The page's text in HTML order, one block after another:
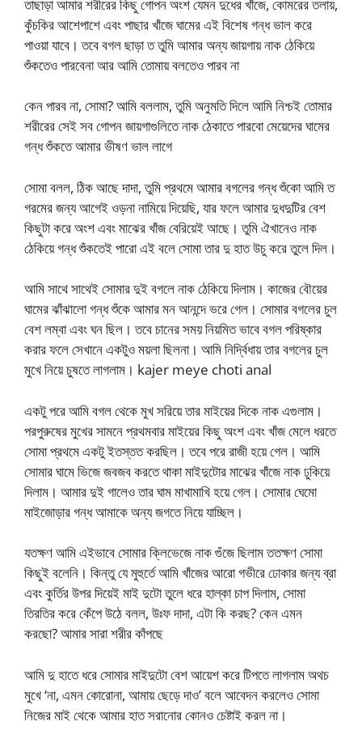
তাছাড়া আমার শরীরের কিছু গোপন অংশ যেমন দুধের খাঁজে, কোমরের তলায়,
কুঁচকির আশেপাশে এবং পাছার খাঁজে ঘামের এই বিশেষ গন্ধ ভাল করে
পাওয়া যাবে। তবে বগল ছাড়া ত তুমি আমার অন্য জায়গায় নাক ঠেকিয়ে
শুঁকতেও পারবেনা আর আমি তোমায় বলতেও পারব না
কেন পারব না, সোমা? আমি বললাম, তুমি অনুমতি দিলে আমি নিশ্চই তোমার
শরীরের সেই সব গোপন জায়গাগুলিতে নাক ঠেকাতে পারবো মেয়েদের ঘামের
গন্ধ শুঁকতে আমার ভীষণ ভাল লাগে
সোমা বলল, ঠিক আছে দাদা, তুমি প্রথমে আমার বগলের গন্ধ শুঁকো আমি ত
গরমের জন্য আগেই ওড়না নামিয়ে দিয়েছি, যার ফলে আমার দুধদুটির বেশ
কিছুটা করে অংশ এবং মাঝের খাঁজ বেরিয়েই আছে। তুমি ঐখানেও নাক
ঠেকিয়ে গন্ধ শুঁকতেই পারো এই বলে সোমা তার দু হাত উচু করে তুলে দিল।
আমি সাথে সাথেই সোমার দুই বগলে নাক ঠেকিয়ে দিলাম। কাজের বৌয়ের
ঘামের ঝাঁঝালো গন্ধ শুঁকে আমার মন আনন্দে ভরে গেল। সোমার বগলের চুল
বেশ লম্বা এবং ঘন ছিল। তবে চানের সময় নিয়মিত ভাবে বগল পরিষ্কার
করার ফলে সেখানে একটুও ময়লা ছিলনা। আমি নির্দ্বিধায় তার বগলের চুল
মুখে নিয়ে চুষতে লাগলাম। kajer meye choti anal
একটু পরে আমি বগল থেকে মুখ সরিয়ে তার মাইয়ের দিকে নাক এগুলাম।
পরপুরুষের মুখের সামনে প্রথমবার মাইয়ের কিছু অংশ এবং খাঁজ মেলে ধরতে
সোমা প্রথমে একটু ইতস্তত করছিল। তবে পরে রাজী হয়ে গেল। আমি
সোমার ঘামে ভিজে জবজব করতে থাকা মাইদুটোর মাঝের খাঁজে নাক ঢুকিয়ে
দিলাম। আমার দুই গালেও তার ঘাম মাখামাখি হয়ে গেল। সোমার ঘেমো
মাইজোড়ার গন্ধ আমাকে অন্য জগতে নিয়ে যাচ্ছিল।
যতক্ষণ আমি এইভাবে সোমার ক্লিভেজে নাক গুঁজে ছিলাম ততক্ষণ সোমা
কিছুই বলেনি। কিন্তু যে মুহুর্তে আমি খাঁজের আরো গভীরে ঢোকার জন্য ব্রা
এবং কুর্তির উপর দিয়েই মাই দুটো তুলে ধরে হাল্কা চাপ দিলাম, সোমা
তিরতির করে কেঁপে উঠে বলল, উঃফ দাদা, এটা কি করছ? কেন এমন
করছো? আমার সারা শরীর কাঁপছে
আমি দু হাতে ধরে সোমার মাইদুটো বেশ আয়েশ করে টিপতে লাগলাম অথচ
মুখে ‘না, এমন কোরোনা, আমায় ছেড়ে দাও’ বলে আবেদন করলেও সোমা
নিজের মাই থেকে আমার হাত সরানোর কোনও চেষ্টাই করল না।